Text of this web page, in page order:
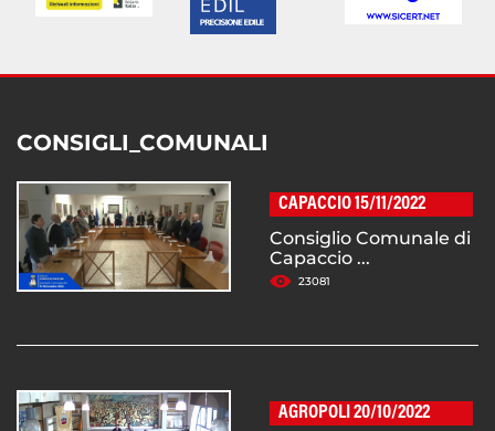
CONSIGLI_COMUNALI
CAPACCIO 15/11/2022
Consiglio Comunale di
Capaccio ...
23081
AGROPOLI 20/10/2022